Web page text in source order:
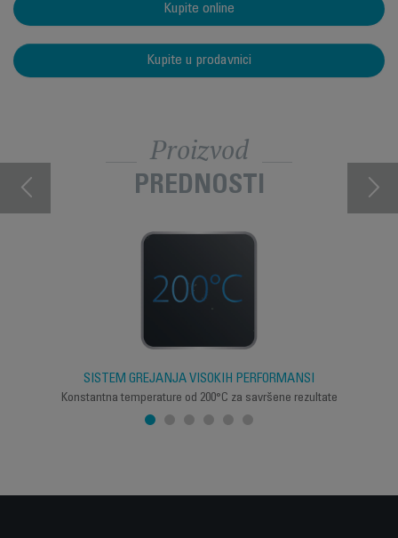
Kupite online
Kupite u prodavnici
Proizvod
PREDNOSTI
SISTEM GREJANJA VISOKIH PERFORMANSI
Konstantna temperature od 200°C za savršene rezultate